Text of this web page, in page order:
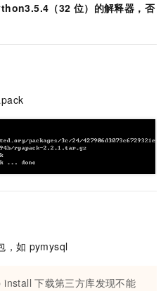
（32 位）的解释器，否
，如 pymysql
install 下载第三方库发现不能